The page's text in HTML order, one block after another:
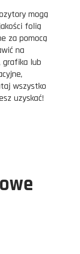
mogą
folią
za pomocą
na
grafika lub
wszystko
uzyskać!